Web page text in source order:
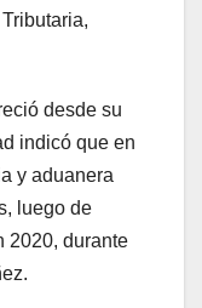
desde su
indicó que en
y aduanera
luego de
2020, durante